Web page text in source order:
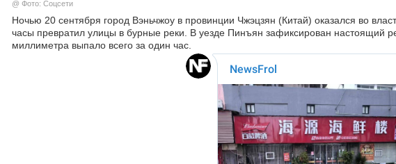
@ Фото: Соцсети
Ночью 20 сентября город Вэньчжоу в провинции Чжэцзян (Китай) оказался во
часы превратил улицы в бурные реки. В уезде Пинъян зафиксирован настоящий
миллиметра выпало всего за один час.